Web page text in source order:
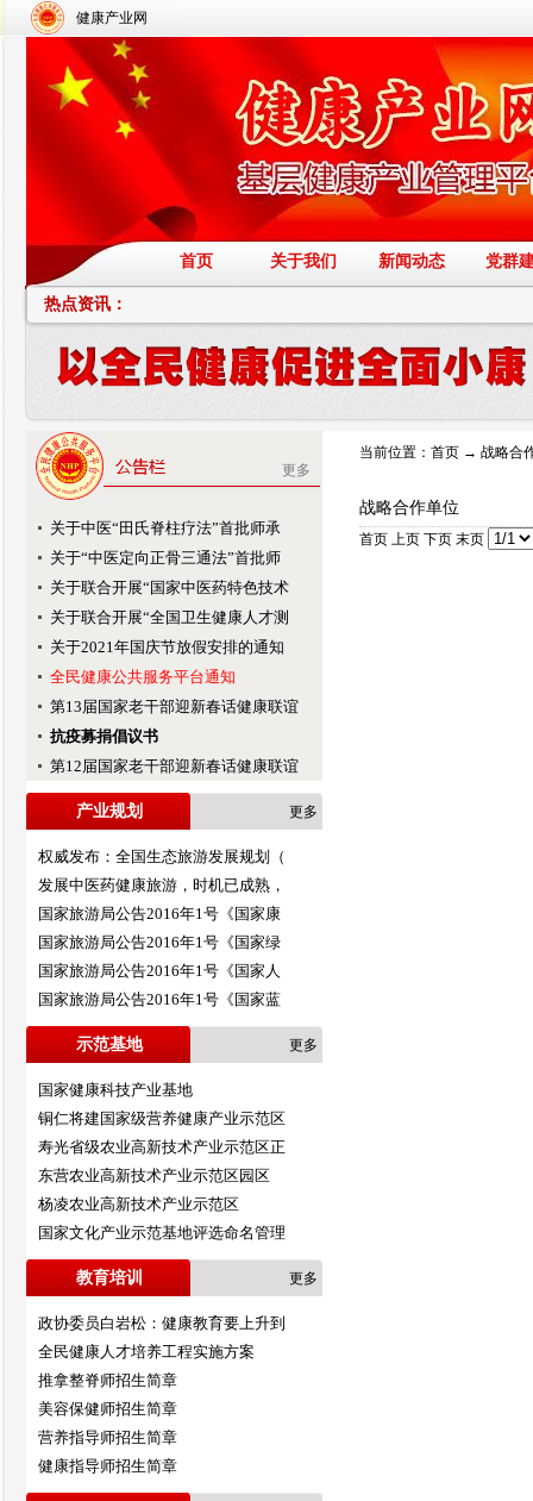
健康产业网
首页 关于我们 新闻动态 党群
热点资讯：
更多
关于中医“田氏脊柱疗法”首批师承
关于“中医定向正骨三通法”首批师
关于联合开展“国家中医药特色技术
关于联合开展“全国卫生健康人才测
关于2021年国庆节放假安排的通知
全民健康公共服务平台通知
第13届国家老干部迎新春话健康联谊
抗疫募捐倡议书
第12届国家老干部迎新春话健康联谊
产业规划 更多
权威发布：全国生态旅游发展规划（
发展中医药健康旅游，时机已成熟，
国家旅游局公告2016年1号《国家康
国家旅游局公告2016年1号《国家绿
国家旅游局公告2016年1号《国家人
国家旅游局公告2016年1号《国家蓝
示范基地 更多
国家健康科技产业基地
铜仁将建国家级营养健康产业示范区
寿光省级农业高新技术产业示范区正
东营农业高新技术产业示范区园区
杨凌农业高新技术产业示范区
国家文化产业示范基地评选命名管理
教育培训 更多
政协委员白岩松：健康教育要上升到
全民健康人才培养工程实施方案
推拿整脊师招生简章
美容保健师招生简章
营养指导师招生简章
健康指导师招生简章
当前位置： 首页 → 战略合
战略合作单位
首页 上页 下页 末页